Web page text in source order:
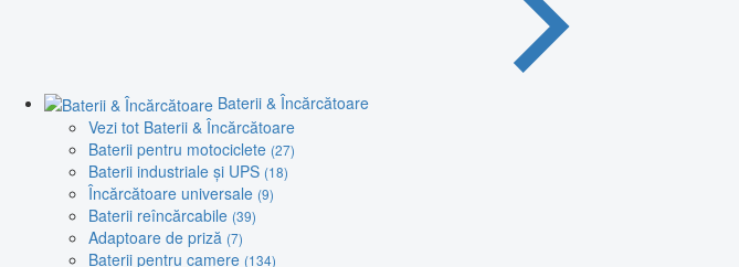
Baterii & Încărcătoare
Vezi tot Baterii & Încărcătoare
Baterii pentru motociclete (27)
Baterii industriale și UPS (18)
Încărcătoare universale (9)
Baterii reîncărcabile (39)
Adaptoare de priză (7)
Baterii pentru camere (134)